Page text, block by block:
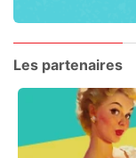
Les partenaires